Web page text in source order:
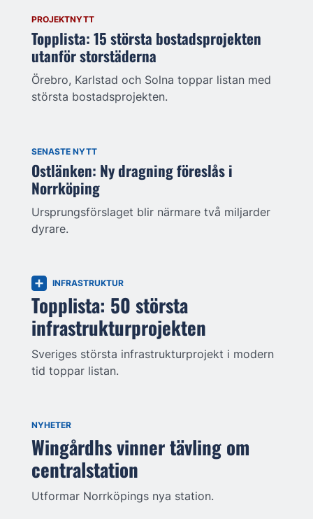
PROJEKTNYTT
Topplista: 15 största bostadsprojekten
utanför storstäderna
Örebro, Karlstad och Solna toppar listan med
största bostadsprojekten.
SENASTE NYTT
Ostlänken: Ny dragning föreslås i
Norrköping
Ursprungsförslaget blir närmare två miljarder
dyrare.
INFRASTRUKTUR
Topplista: 50 största
infrastrukturprojekten
Sveriges största infrastrukturprojekt i modern
tid toppar listan.
NYHETER
Wingårdhs vinner tävling om
centralstation
Utformar Norrköpings nya station.